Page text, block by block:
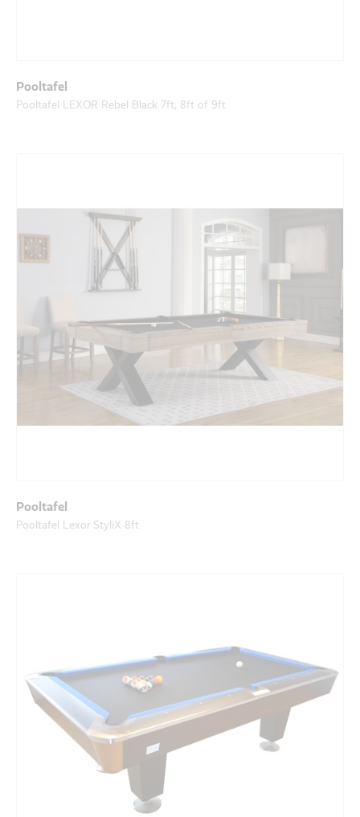
Pooltafel
Pooltafel LEXOR Rebel Black 7ft, 8ft of 9ft
Pooltafel
Pooltafel Lexor StyliX 8ft